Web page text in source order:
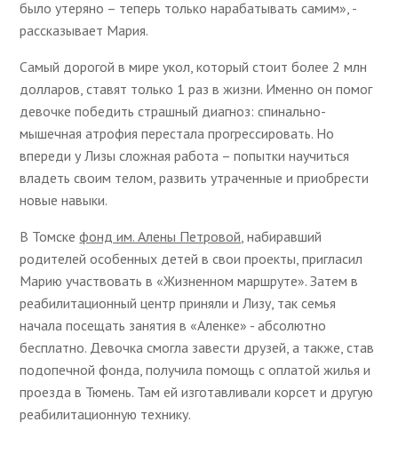
было утеряно – теперь только нарабатывать самим», -
рассказывает Мария.
Самый дорогой в мире укол, который стоит более 2 млн
долларов, ставят только 1 раз в жизни. Именно он помог
девочке победить страшный диагноз: спинально-
мышечная атрофия перестала прогрессировать. Но
впереди у Лизы сложная работа – попытки научиться
владеть своим телом, развить утраченные и приобрести
новые навыки.
В Томскефонд им. Алены Петровой , набиравший
родителей особенных детей в свои проекты, пригласил
Марию участвовать в «Жизненном маршруте». Затем в
реабилитационный центр приняли и Лизу, так семья
начала посещать занятия в «Аленке» - абсолютно
бесплатно. Девочка смогла завести друзей, а также, став
подопечной фонда, получила помощь с оплатой жилья и
проезда в Тюмень. Там ей изготавливали корсет и другую
реабилитационную технику.